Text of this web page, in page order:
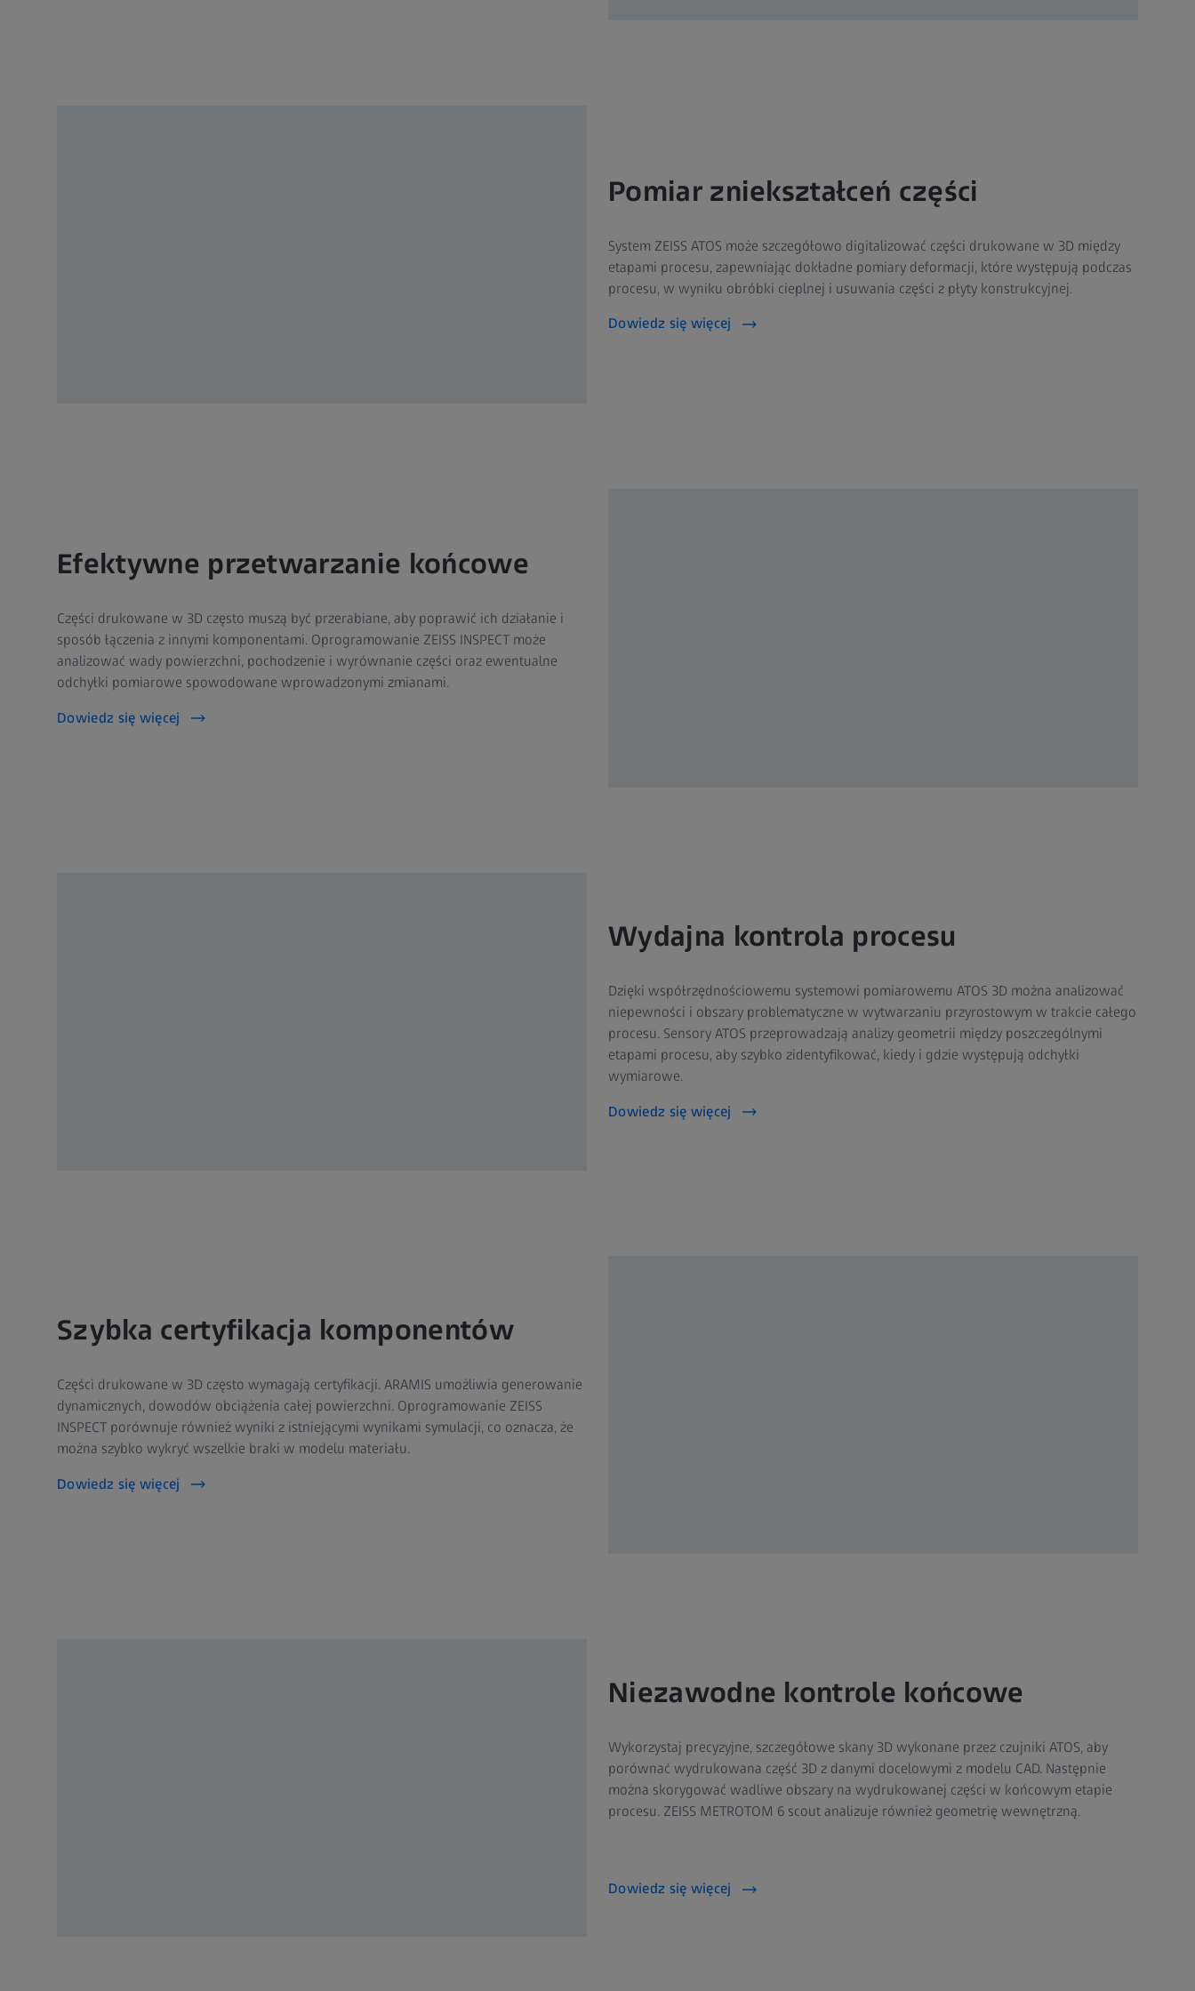
Pomiar zniekształceń części
System ZEISS ATOS może szczegółowo digitalizować części drukowane w 3D między
etapami procesu, zapewniając dokładne pomiary deformacji, które występują podczas
procesu, w wyniku obróbki cieplnej i usuwania części z płyty konstrukcyjnej.
Dowiedz się więcej
Efektywne przetwarzanie końcowe
Części drukowane w 3D często muszą być przerabiane, aby poprawić ich działanie i
sposób łączenia z innymi komponentami. Oprogramowanie ZEISS INSPECT może
analizować wady powierzchni, pochodzenie i wyrównanie części oraz ewentualne
odchyłki pomiarowe spowodowane wprowadzonymi zmianami.
Dowiedz się więcej
Wydajna kontrola procesu
Dzięki współrzędnościowemu systemowi pomiarowemu ATOS 3D można analizować
niepewności i obszary problematyczne w wytwarzaniu przyrostowym w trakcie całego
procesu. Sensory ATOS przeprowadzają analizy geometrii między poszczególnymi
etapami procesu, aby szybko zidentyfikować, kiedy i gdzie występują odchyłki
wymiarowe.
Dowiedz się więcej
Szybka certyfikacja komponentów
Części drukowane w 3D często wymagają certyfikacji. ARAMIS umożliwia generowanie
dynamicznych, dowodów obciążenia całej powierzchni. Oprogramowanie ZEISS
INSPECT porównuje również wyniki z istniejącymi wynikami symulacji, co oznacza, że
można szybko wykryć wszelkie braki w modelu materiału.
Dowiedz się więcej
Niezawodne kontrole końcowe
Wykorzystaj precyzyjne, szczegółowe skany 3D wykonane przez czujniki ATOS, aby
porównać wydrukowana część 3D z danymi docelowymi z modelu CAD. Następnie
można skorygować wadliwe obszary na wydrukowanej części w końcowym etapie
procesu. ZEISS METROTOM 6 scout analizuje również geometrię wewnętrzną.
Dowiedz się więcej